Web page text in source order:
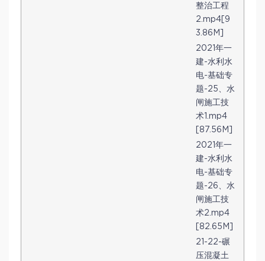
整治工程
2.mp4[9
3.86M]
2021年一
建-水利水
电-基础专
题-25、水
闸施工技
术1.mp4
[87.56M]
2021年一
建-水利水
电-基础专
题-26、水
闸施工技
术2.mp4
[82.65M]
21-22-碾
压混凝土